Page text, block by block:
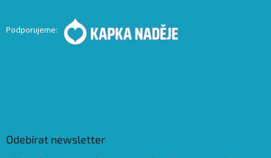
Podporujeme:
Odebírat newsletter